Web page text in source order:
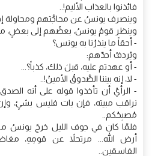
فائذنوا بالعذاب الأليم!..
وينصرف يونسُ عن محاجَّتهم ومحاولة
وينظر قومُ يونسُ، بعضُهم إلى بعضٍ،
- أحقاً ما ينذرُنا به يونس؟
ويُردفُ أحدّهم:
- أو عهدتم عليه، قبلَ ذلك، كذباً؟...
- لا، إنه بيننا الصَّدوقُ الأمينُ!..
- الرأيُ أن تأخذوا قوله على أنه
نراقب مبيته، فإن بات فليس بشئٍ،
مُصبِحُكم..
فلمّا كان في جوف الليل خرجَ يونسُ
أرض الله... مرتحلاً عن قومِهِ،
الفاسقين..